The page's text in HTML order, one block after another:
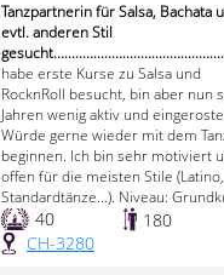
Tanzpartnerin für Salsa, Bachata
evtl. anderen Stil
habe erste Kurse zu Salsa und
RocknRoll besucht, bin aber nun
Jahren wenig aktiv und
Würde gerne wieder mit dem
beginnen. Ich bin sehr motiviert
offen für die meisten Stile (Latino,
Standardtänze...). Niveau:
40
180
CH-3280